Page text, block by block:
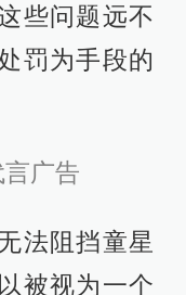
些问题远不
罚为手段的
言广告
法阻挡童星
被视为一个